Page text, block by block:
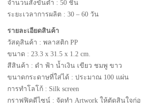
จำนวนสั่งขั้นต่ำ : 50 ชิ้น
ระยะเวลาการผลิต : 30 – 60 วัน
รายละเอียดสินค้า
วัสดุสินค้า : พลาสติก PP
ขนาด : 23.3 x 31.5 x 1.2 cm.
สีสินค้า : ดำ ฟ้า น้ำเงิน เขียว ชมพู ขาว
ขนาดกระดาษที่ใส่ได้ : ประมาณ 100 แผ่น
การทำโลโก้ : Silk screen
กราฟฟิคดีไซน์ : จัดทำ Artwork ให้ตัดสินใจก่